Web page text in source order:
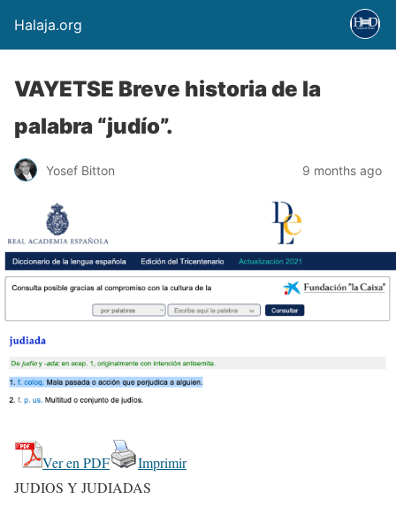
Halaja.org
VAYETSE Breve historia de la
palabra “judío”.
Yosef Bitton 9 months ago
Ver en PDF
Imprimir
JUDIOS Y JUDIADAS